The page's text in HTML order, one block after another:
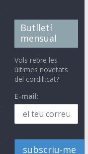
Butlletí
mensual
Vols rebre les
últimes novetats
del cordill.cat?
E-mail: